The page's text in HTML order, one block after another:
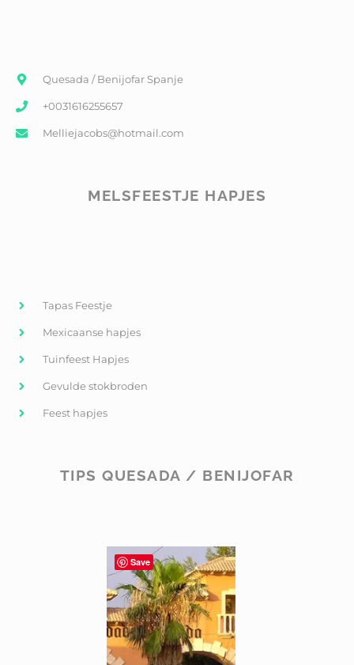
Quesada / Benijofar Spanje
+0031616255657
Melliejacobs@hotmail.com
MELSFEESTJE HAPJES
Tapas Feestje
Mexicaanse hapjes
Tuinfeest Hapjes
Gevulde stokbroden
Feest hapjes
TIPS QUESADA / BENIJOFAR
Save